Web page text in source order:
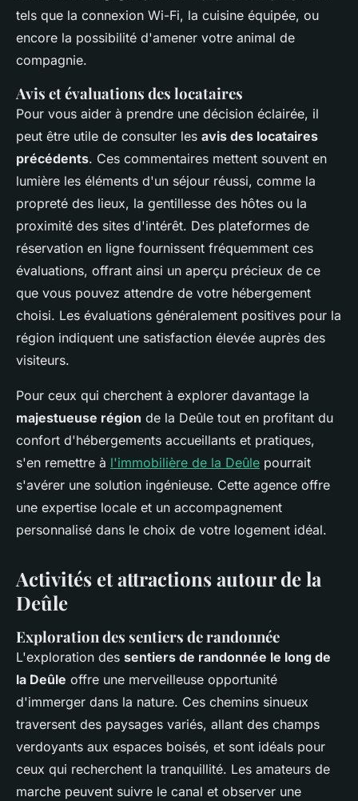
tels que la connexion Wi-Fi, la cuisine équipée, ou
encore la possibilité d'amener votre animal de
compagnie.
Avis et évaluations des locataires
Pour vous aider à prendre une décision éclairée, il
peut être utile de consulter les avis des locataires
précédents. Ces commentaires mettent souvent en
lumière les éléments d'un séjour réussi, comme la
propreté des lieux, la gentillesse des hôtes ou la
proximité des sites d'intérêt. Des plateformes de
réservation en ligne fournissent fréquemment ces
évaluations, offrant ainsi un aperçu précieux de ce
que vous pouvez attendre de votre hébergement
choisi. Les évaluations généralement positives pour la
région indiquent une satisfaction élevée auprès des
visiteurs.
Pour ceux qui cherchent à explorer davantage la
majestueuse région de la Deûle tout en profitant du
confort d'hébergements accueillants et pratiques,
s'en remettre à l'immobilière de la Deûle pourrait
s'avérer une solution ingénieuse. Cette agence offre
une expertise locale et un accompagnement
personnalisé dans le choix de votre logement idéal.
Activités et attractions autour de la
Deûle
Exploration des sentiers de randonnée
L'exploration des sentiers de randonnée le long de
la Deûle offre une merveilleuse opportunité
d'immerger dans la nature. Ces chemins sinueux
traversent des paysages variés, allant des champs
verdoyants aux espaces boisés, et sont idéals pour
ceux qui recherchent la tranquillité. Les amateurs de
marche peuvent suivre le canal et observer une